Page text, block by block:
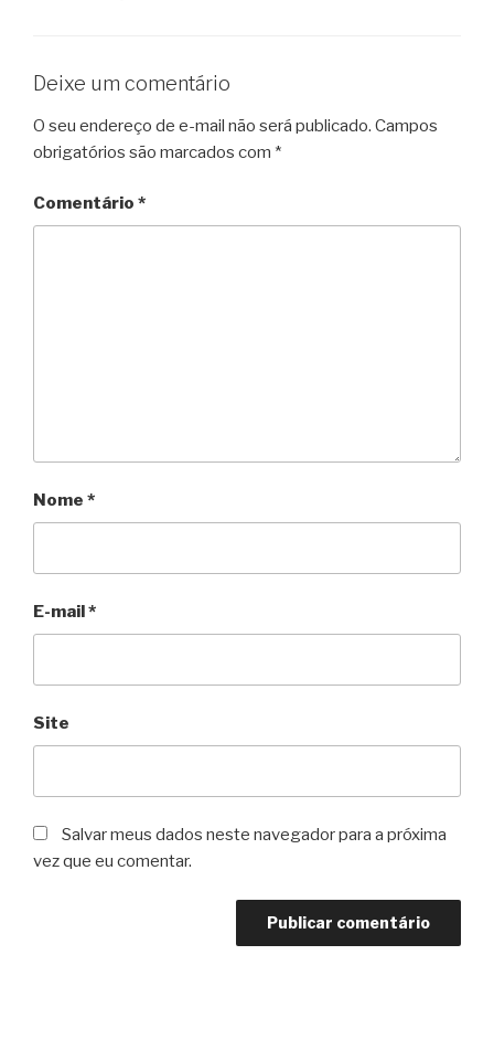
Deixe um comentário
O seu endereço de e-mail não será publicado. Campos
obrigatórios são marcados com *
Comentário *
Nome *
E-mail*
Site
Salvar meus dados neste navegador para a próxima
vez que eu comentar.